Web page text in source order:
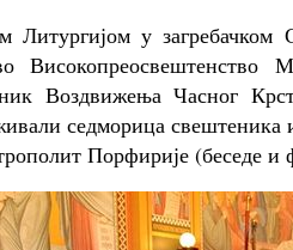
Литургијом у
Високопреосвештенство
Воздвижења Часног
седморица
Порфирије (беседе и